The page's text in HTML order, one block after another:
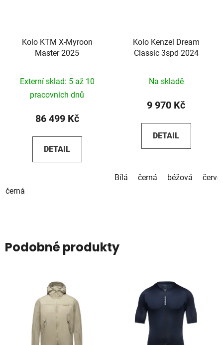
Kolo KTM X-Myroon
Master 2025
Externí sklad: 5 až 10
pracovních dnů
86 499 Kč
DETAIL
černá
Kolo Kenzel Dream
Classic 3spd 2024
Na skladě
9 970 Kč
DETAIL
Bílá černá béžová
Podobné produkty